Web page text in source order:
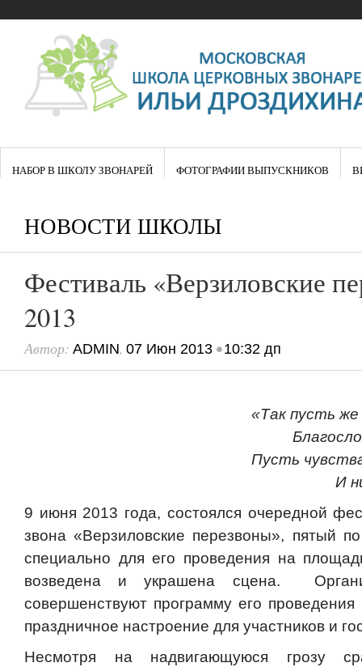
НАБОР В ШКОЛУ ЗВОНАРЕЙ ФОТОГРАФИИ ВЫПУСКНИКОВ
НОВОСТИ ШКОЛЫ
Фестиваль «Верзиловские
2013
Автор: ADMIN, 07 Июн 2013 •10:32 дп
«Так пусть
Пусть
И
9 июня 2013 года, состоялся очередной
звона «Верзиловские перезвоны», пятый
специально для его проведения на
возведена и украшена сцена.
совершенствуют программу его проведения
праздничное настроение для участников и
Несмотря на надвигающуюся грозу